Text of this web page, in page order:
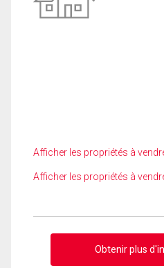
Afficher les propriétés à
Afficher les propriétés à
Obtenir plus